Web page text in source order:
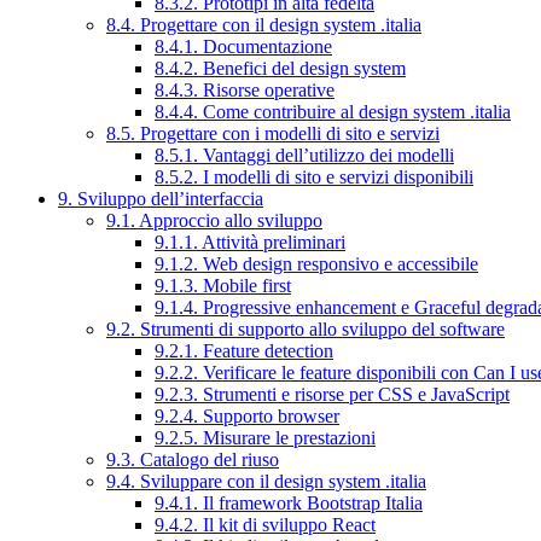
8.4. Progettare con il design system .italia
8.4.1. Documentazione
8.4.2. Benefici del design system
8.4.3. Risorse operative
8.4.4. Come contribuire al design system .italia
8.5. Progettare con i modelli di sito e servizi
8.5.1. Vantaggi dell’utilizzo dei modelli
8.5.2. I modelli di sito e servizi disponibili
9. Sviluppo dell’interfaccia
9.1. Approccio allo sviluppo
9.1.1. Attività preliminari
9.1.2. Web design responsivo e accessibile
9.1.3. Mobile first
9.1.4. Progressive enhancement e Graceful
9.2. Strumenti di supporto allo sviluppo del software
9.2.1. Feature detection
9.2.2. Verificare le feature disponibili con Can I
9.2.3. Strumenti e risorse per CSS e JavaScript
9.2.4. Supporto browser
9.2.5. Misurare le prestazioni
9.3. Catalogo del riuso
9.4. Sviluppare con il design system .italia
9.4.1. Il framework Bootstrap Italia
9.4.2. Il kit di sviluppo React